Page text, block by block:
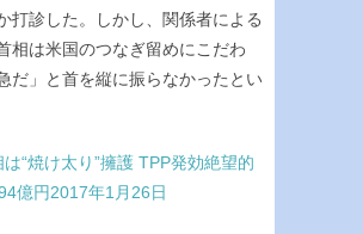
打診した。しかし、関係者による
相は米国のつなぎ留めにこだわ
だ」と首を縦に振らなかったとい
“焼け太り”擁護 TPP発効絶望的
億円2017年1月26日